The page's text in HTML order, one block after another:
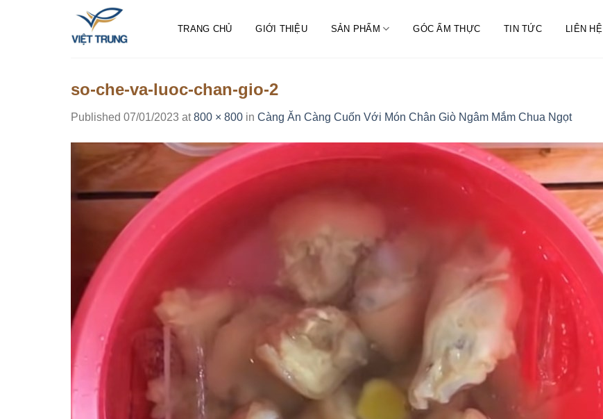
TRANG CHỦ GIỚI THIỆU SẢN PHẨM GÓC ẨM THỰC TIN TỨC LIÊN HỆ
so-che-va-luoc-chan-gio-2
Published 07/01/2023 at800 × 800 in Càng Ăn Càng Cuốn Với Món Chân Giò Ngâm Mắm Chua Ngọt